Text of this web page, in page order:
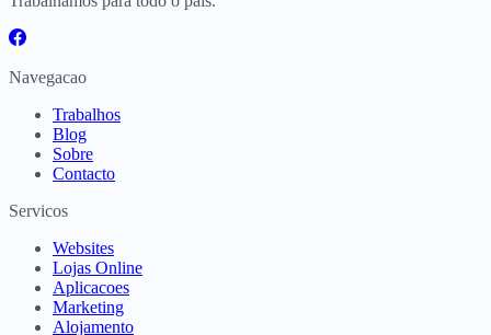
Navegacao
Trabalhos
Blog
Sobre
Contacto
Servicos
Websites
Lojas Online
Aplicacoes
Marketing
Alojamento